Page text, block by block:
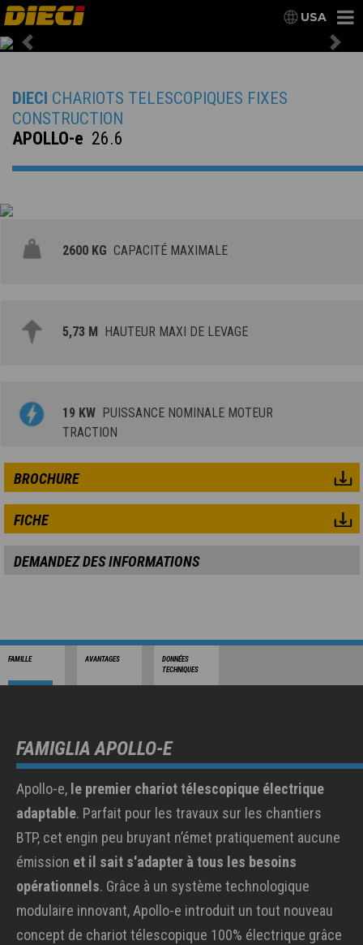
USA
Previous
DIECI CHARIOTS TELESCOPIQUES FIXES
CONSTRUCTION
APOLLO-e 26.6
2600 KG CAPACITÉ MAXIMALE
5,73 M HAUTEUR MAXI DE LEVAGE
19 KW PUISSANCE NOMINALE MOTEUR
TRACTION
BROCHURE
FICHE
DEMANDEZ DES INFORMATIONS
FAMILLE AVANTAGES
DONNÉES
TECHNIQUES
FAMIGLIA APOLLO-E
Apollo-e, le premier chariot télescopique électrique
adaptable. Parfait pour les travaux sur les chantiers
BTP, cet engin peu bruyant n’émet pratiquement aucune
émission et il sait s'adapter à tous les besoins
opérationnels. Grâce à un système technologique
modulaire innovant, Apollo-e introduit un tout nouveau
concept de chariot télescopique 100% électrique grâce